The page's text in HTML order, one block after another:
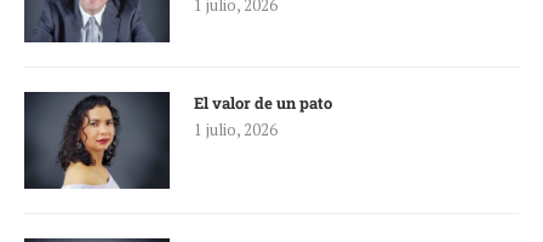
1 julio, 2026
El valor de un pato
1 julio, 2026